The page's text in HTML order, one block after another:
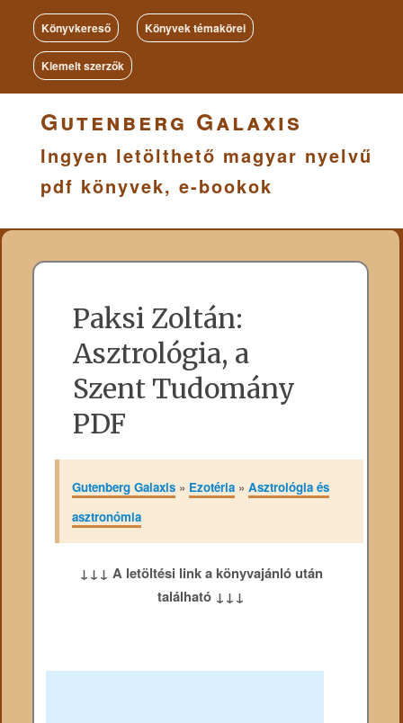
Könyvkereső Könyvek témakörei
Kiemelt szerzők
Gutenberg Galaxis
Ingyen letölthető magyar nyelvű
pdf könyvek, e-bookok
Paksi Zoltán:
Asztrológia, a
Szent Tudomány
PDF
Gutenberg Galaxis» Ezotéria» Asztrológia és
asztronómia
↓↓↓ A letöltési link a könyvajánló után
található ↓↓↓